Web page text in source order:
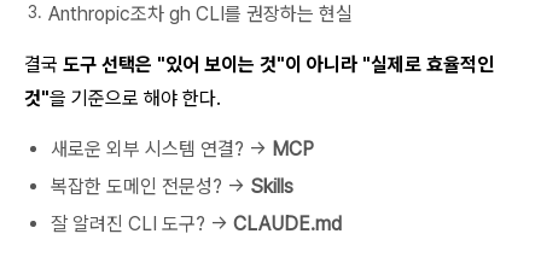
Anthropic조차 gh CLI를 권장하는 현실
결국 도구 선택은 "있어 보이는 것"이 아니라 "실제로 효율적인
것"을 기준으로 해야 한다.
새로운 외부 시스템 연결? → MCP
복잡한 도메인 전문성? → Skills
잘 알려진 CLI 도구? → CLAUDE.md